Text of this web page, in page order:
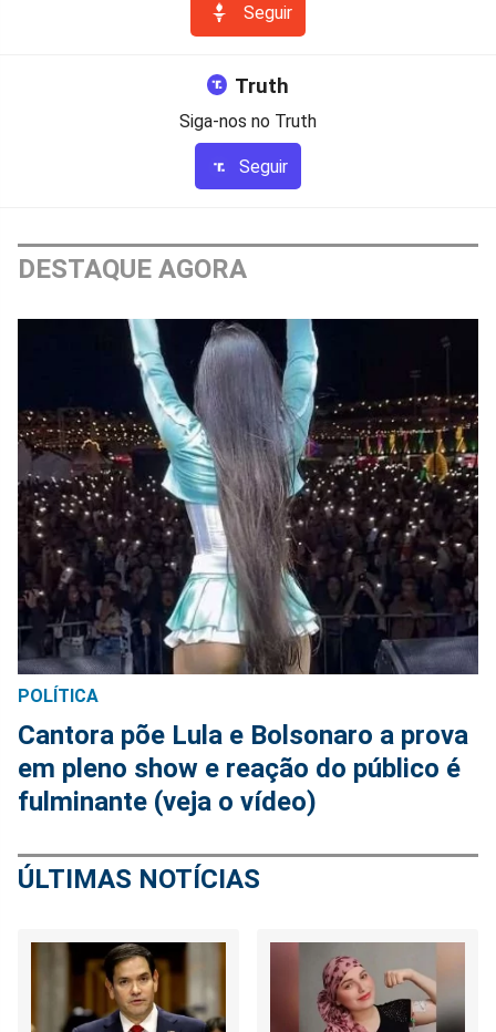
Seguir
Truth
Siga-nos no Truth
Seguir
DESTAQUE AGORA
POLÍTICA
Cantora põe Lula e Bolsonaro a prova
em pleno show e reação do público é
fulminante (veja o vídeo)
ÚLTIMAS NOTÍCIAS